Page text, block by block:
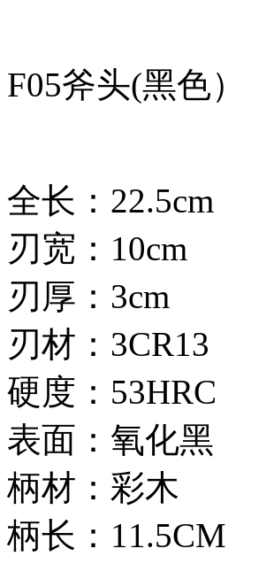
F05斧头(黑色）
全长：22.5cm
刃宽：10cm
刃厚：3cm
刃材：3CR13
硬度：53HRC
表面：氧化黑
柄材：彩木
柄长：11.5CM